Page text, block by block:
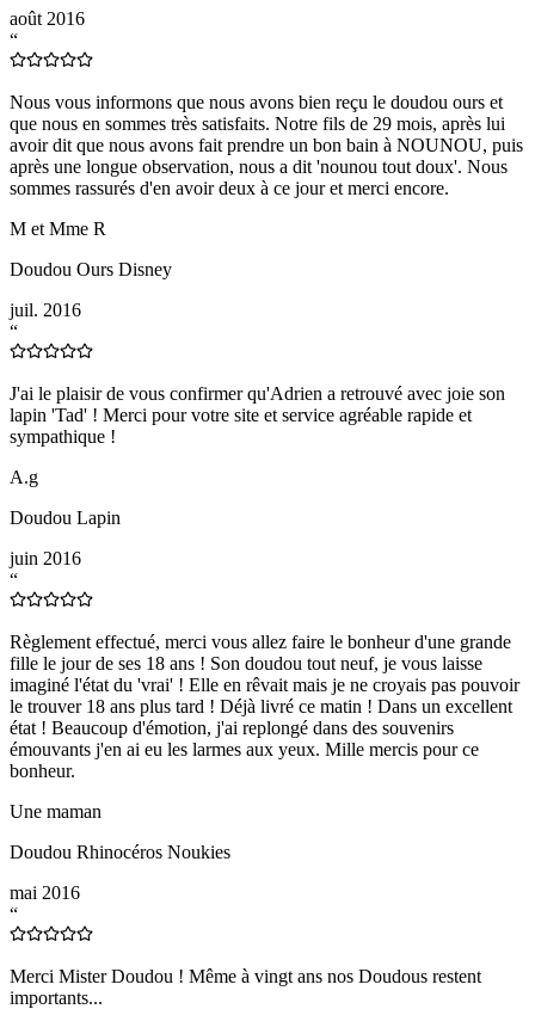
août 2016
“
Nous vous informons que nous avons bien reçu le doudou ours et
que nous en sommes très satisfaits. Notre fils de 29 mois, après lui
avoir dit que nous avons fait prendre un bon bain à NOUNOU, puis
après une longue observation, nous a dit 'nounou tout doux'. Nous
sommes rassurés d'en avoir deux à ce jour et merci encore.
M et Mme R
Doudou Ours Disney
juil. 2016
“
J'ai le plaisir de vous confirmer qu'Adrien a retrouvé avec joie son
lapin 'Tad' ! Merci pour votre site et service agréable rapide et
sympathique !
A.g
Doudou Lapin
juin 2016
“
Règlement effectué, merci vous allez faire le bonheur d'une grande
fille le jour de ses 18 ans ! Son doudou tout neuf, je vous laisse
imaginé l'état du 'vrai' ! Elle en rêvait mais je ne croyais pas pouvoir
le trouver 18 ans plus tard ! Déjà livré ce matin ! Dans un excellent
état ! Beaucoup d'émotion, j'ai replongé dans des souvenirs
émouvants j'en ai eu les larmes aux yeux. Mille mercis pour ce
bonheur.
Une maman
Doudou Rhinocéros Noukies
mai 2016
“
Merci Mister Doudou ! Même à vingt ans nos Doudous restent
importants...